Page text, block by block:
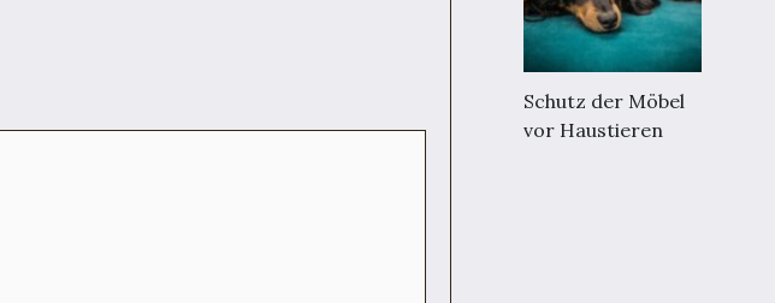
Schutz der Möbel
vor Haustieren